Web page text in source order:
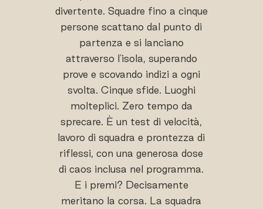
divertente. Squadre fino a cinque
persone scattano dal punto di
partenza e si lanciano
attraverso l'isola, superando
prove e scovando indizi a ogni
svolta. Cinque sfide. Luoghi
molteplici. Zero tempo da
sprecare. È un test di velocità,
lavoro di squadra e prontezza di
riflessi, con una generosa dose
di caos inclusa nel programma.
E i premi? Decisamente
meritano la corsa. La squadra